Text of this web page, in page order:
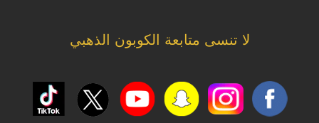
لا تنسى متابعة الكوبون الذهبي